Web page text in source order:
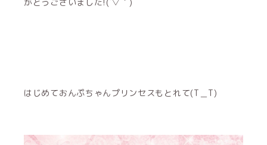
はじめておんぷちゃんプリンセスもとれて(T＿T)